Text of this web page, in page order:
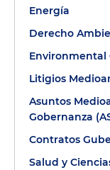
Energía
Derecho
Environmental
Litigios
Asuntos
Gobernanza
Contratos
Salud y